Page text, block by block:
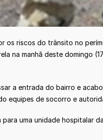
os riscos do trânsito no
na manhã deste domingo
a entrada do bairro e
equipes de socorro e
uma unidade hospitalar